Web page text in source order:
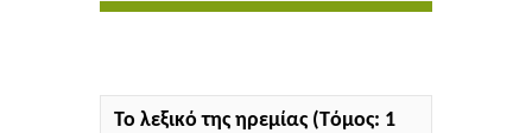
Το λεξικό της ηρεμίας (Tόμος: 1